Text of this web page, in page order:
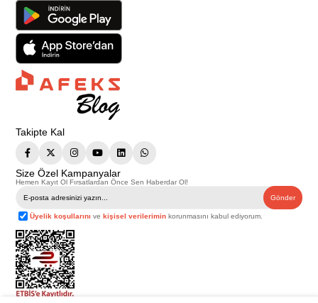
Takipte Kal
Size Özel Kampanyalar
Hemen Kayıt Ol Fırsatlardan Önce Sen Haberdar Ol!
Gönder
Üyelik koşullarını vekişisel verilerimin korunmasını kabul ediyorum.